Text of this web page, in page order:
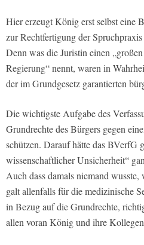
Hier erzeugt König erst selbst eine
zur Rechtfertigung der
Denn was die Juristin einen
Regierung“ nennt, waren in
der im Grundgesetz garantierten
Die wichtigste Aufgabe des
Grundrechte des Bürgers gegen
schützen. Darauf hätte das BVerfG
wissenschaftlicher Unsicherheit“
Auch dass damals niemand
galt allenfalls für die medizinische
in Bezug auf die Grundrechte,
allen voran König und ihre